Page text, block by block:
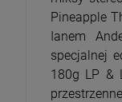
Pineapple
Ianem
specjalnej
180g LP &